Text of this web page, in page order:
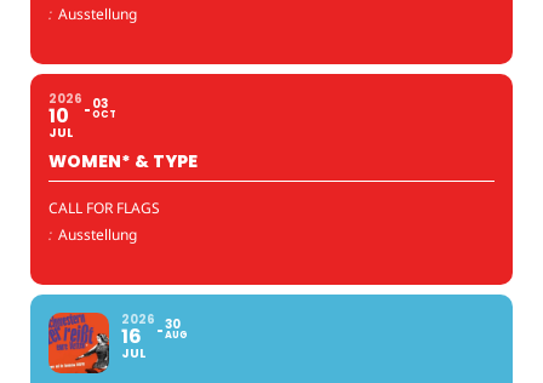
: Ausstellung
2026
10
JUL
03
OCT
WOMEN* & TYPE
CALL FOR FLAGS
: Ausstellung
2026
16
JUL
30
AUG